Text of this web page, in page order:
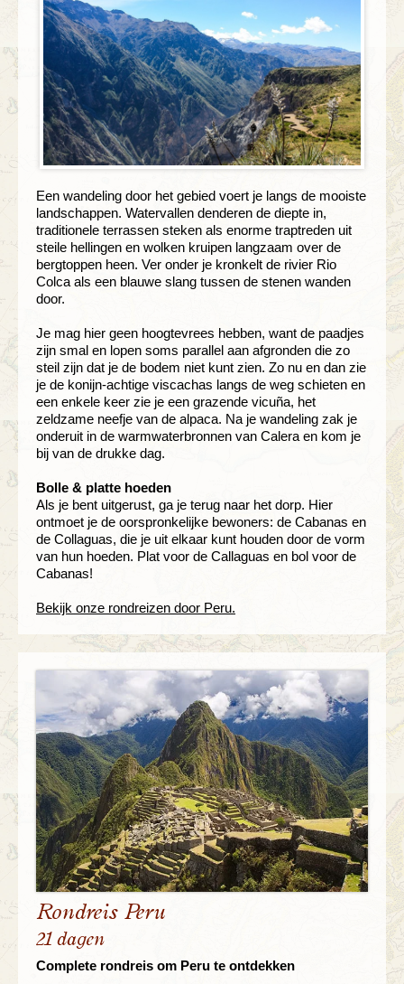
Een wandeling door het gebied voert je langs de mooiste
landschappen. Watervallen denderen de diepte in,
traditionele terrassen steken als enorme traptreden uit
steile hellingen en wolken kruipen langzaam over de
bergtoppen heen. Ver onder je kronkelt de rivier Rio
Colca als een blauwe slang tussen de stenen wanden
door.
Je mag hier geen hoogtevrees hebben, want de paadjes
zijn smal en lopen soms parallel aan afgronden die zo
steil zijn dat je de bodem niet kunt zien. Zo nu en dan zie
je de konijn-achtige viscachas langs de weg schieten en
een enkele keer zie je een grazende vicuña, het
zeldzame neefje van de alpaca. Na je wandeling zak je
onderuit in de warmwaterbronnen van Calera en kom je
bij van de drukke dag.
Bolle & platte hoeden
Als je bent uitgerust, ga je terug naar het dorp. Hier
ontmoet je de oorspronkelijke bewoners: de Cabanas en
de Collaguas, die je uit elkaar kunt houden door de vorm
van hun hoeden. Plat voor de Callaguas en bol voor de
Cabanas!
Bekijk onze rondreizen door Peru.
Rondreis Peru
21 dagen
Complete rondreis om Peru te ontdekken